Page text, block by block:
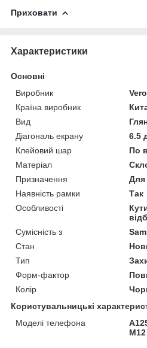
Приховати
Характеристики
Основні
Виробник
Країна виробник
Вид
Діагональ екрану
6.5
Клейовий шар
По
Матеріал
Призначення
Для
Наявність рамки
Так
Особливості
Сумісність з
Стан
Тип
Форм-фактор
Колір
Користувальницькі
Моделі телефона
M12